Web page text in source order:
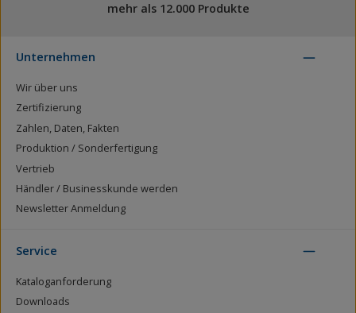
mehr als 12.000 Produkte
Unternehmen
Wir über uns
Zertifizierung
Zahlen, Daten, Fakten
Produktion / Sonderfertigung
Vertrieb
Händler / Businesskunde werden
Newsletter Anmeldung
Service
Kataloganforderung
Downloads